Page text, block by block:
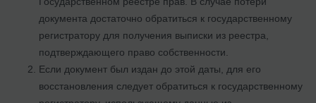
документа достаточно обратиться к государственному
регистратору для получения выписки из реестра,
подтверждающего право собственности.
Если документ был издан до этой даты, для его
восстановления следует обратиться к государственному